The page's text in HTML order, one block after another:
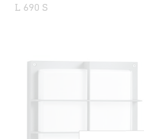
L 690 S